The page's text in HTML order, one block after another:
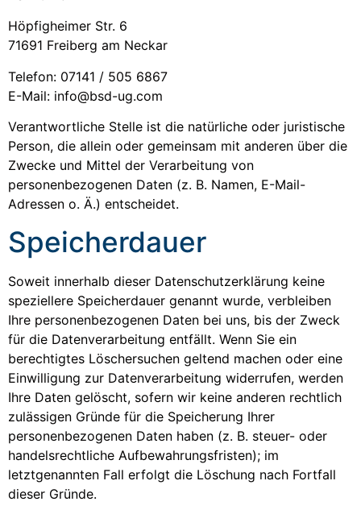
Höpfigheimer Str. 6
71691 Freiberg am Neckar
Telefon: 07141 / 505 6867
E-Mail: info@bsd-ug.com
Verantwortliche Stelle ist die natürliche oder juristische
Person, die allein oder gemeinsam mit anderen über die
Zwecke und Mittel der Verarbeitung von
personenbezogenen Daten (z. B. Namen, E-Mail-
Adressen o. Ä.) entscheidet.
Speicherdauer
Soweit innerhalb dieser Datenschutzerklärung keine
speziellere Speicherdauer genannt wurde, verbleiben
Ihre personenbezogenen Daten bei uns, bis der Zweck
für die Datenverarbeitung entfällt. Wenn Sie ein
berechtigtes Löschersuchen geltend machen oder eine
Einwilligung zur Datenverarbeitung widerrufen, werden
Ihre Daten gelöscht, sofern wir keine anderen rechtlich
zulässigen Gründe für die Speicherung Ihrer
personenbezogenen Daten haben (z. B. steuer- oder
handelsrechtliche Aufbewahrungsfristen); im
letztgenannten Fall erfolgt die Löschung nach Fortfall
dieser Gründe.